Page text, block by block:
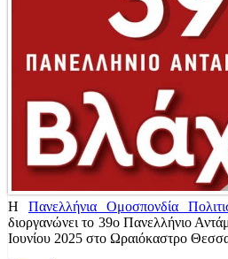
Η Πανελλήνια Ομοσπονδία
διοργανώνει το 39ο Πανελλήνιο
Ιουνίου 2025 στο Ωραιόκαστρο